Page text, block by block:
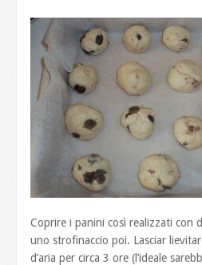
Coprire i panini così realizzati con
uno strofinaccio poi. Lasciar
d’aria per circa 3 ore (l’ideale